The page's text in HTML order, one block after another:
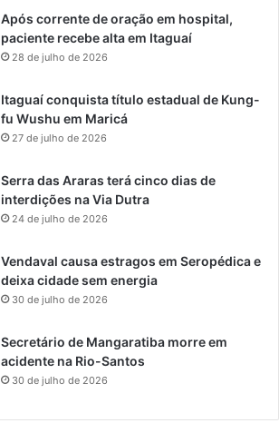
Após corrente de oração em hospital,
paciente recebe alta em Itaguaí
28 de julho de 2026
Itaguaí conquista título estadual de Kung-
fu Wushu em Maricá
27 de julho de 2026
Serra das Araras terá cinco dias de
interdições na Via Dutra
24 de julho de 2026
Vendaval causa estragos em Seropédica e
deixa cidade sem energia
30 de julho de 2026
Secretário de Mangaratiba morre em
acidente na Rio-Santos
30 de julho de 2026